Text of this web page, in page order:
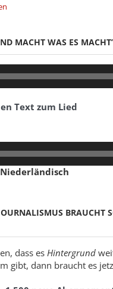
MACHT WAS ES
Text zum Lied
BRAUCHT
dass es Hintergrund
gibt, dann braucht es